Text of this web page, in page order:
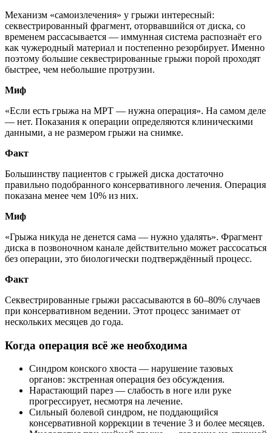
Механизм «самоизлечения» у грыжи интересный:
секвестрированный фрагмент, оторвавшийся от диска, со
временем рассасывается — иммунная система распознаёт его
как чужеродный материал и постепенно резорбирует. Именно
поэтому большие секвестрированные грыжи порой проходят
быстрее, чем небольшие протрузии.
Миф
«Если есть грыжа на МРТ — нужна операция». На самом деле
— нет. Показания к операции определяются клиническими
данными, а не размером грыжи на снимке.
Факт
Большинству пациентов с грыжей диска достаточно
правильно подобранного консервативного лечения. Операция
показана менее чем 10% из них.
Миф
«Грыжа никуда не денется сама — нужно удалять». Фрагмент
диска в позвоночном канале действительно может рассосаться
без операции, это биологически подтверждённый процесс.
Факт
Секвестрированные грыжи рассасываются в 60–80% случаев
при консервативном ведении. Этот процесс занимает от
нескольких месяцев до года.
Когда операция всё же необходима
Синдром конского хвоста — нарушение тазовых
органов: экстренная операция без обсуждения.
Нарастающий парез — слабость в ноге или руке
прогрессирует, несмотря на лечение.
Сильный болевой синдром, не поддающийся
консервативной коррекции в течение 3 и более месяцев.